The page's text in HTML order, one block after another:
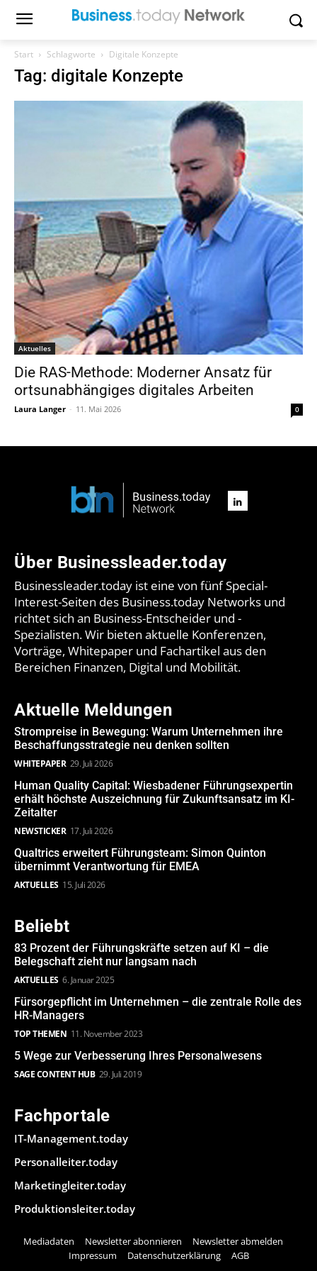
Start Schlagworte Digitale Konzepte
Tag: digitale Konzepte
Aktuelles
Die RAS-Methode: Moderner Ansatz für
ortsunabhängiges digitales Arbeiten
Laura Langer - 11. Mai 2026 0
Über Businessleader.today
Businessleader.today ist eine von fünf Special-
Interest-Seiten des Business.today Networks und
richtet sich an Business-Entscheider und -
Spezialisten. Wir bieten aktuelle Konferenzen,
Vorträge, Whitepaper und Fachartikel aus den
Bereichen Finanzen, Digital und Mobilität.
Aktuelle Meldungen
Strompreise in Bewegung: Warum Unternehmen ihre
Beschaffungsstrategie neu denken sollten
WHITEPAPER 29. Juli 2026
Human Quality Capital: Wiesbadener Führungsexpertin
erhält höchste Auszeichnung für Zukunftsansatz im KI-
Zeitalter
NEWSTICKER 17. Juli 2026
Qualtrics erweitert Führungsteam: Simon Quinton
übernimmt Verantwortung für EMEA
AKTUELLES 15. Juli 2026
Beliebt
83 Prozent der Führungskräfte setzen auf KI – die
Belegschaft zieht nur langsam nach
AKTUELLES 6. Januar 2025
Fürsorgepflicht im Unternehmen – die zentrale Rolle des
HR-Managers
TOP THEMEN 11. November 2023
5 Wege zur Verbesserung Ihres Personalwesens
SAGE CONTENT HUB 29. Juli 2019
Fachportale
IT-Management.today
Personalleiter.today
Marketingleiter.today
Produktionsleiter.today
Mediadaten Newsletter abonnieren
Newsletter abmelden
Impressum
Datenschutzerklärung AGB